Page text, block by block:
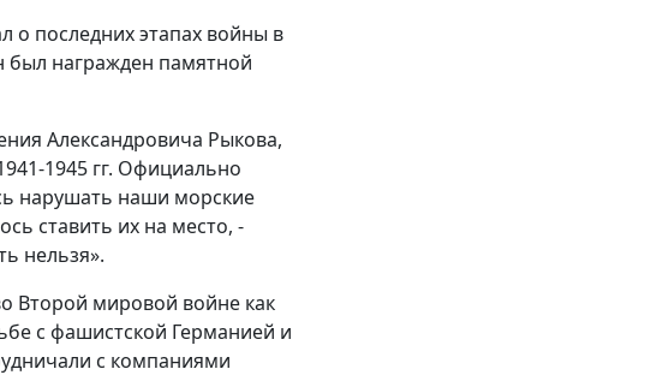
о последних этапах войны в
был награжден памятной
Александровича Рыкова,
1945 гг. Официально
нарушать наши морские
ставить их на место, -
нельзя».
Второй мировой войне как
с фашистской Германией и
с компаниями